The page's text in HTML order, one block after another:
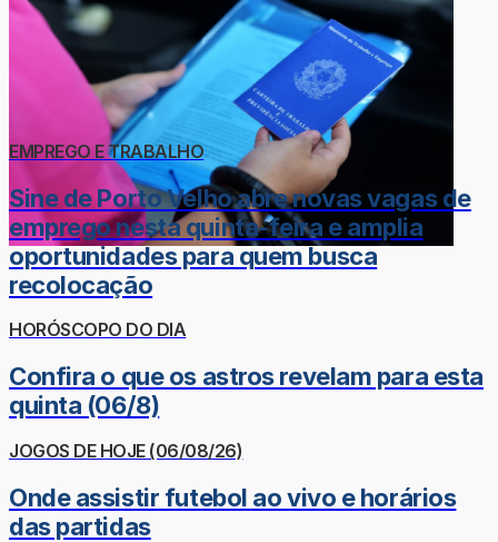
EMPREGO E TRABALHO
Sine de Porto Velho abre novas vagas de
emprego nesta quinta-feira e amplia
oportunidades para quem busca
recolocação
HORÓSCOPO DO DIA
Confira o que os astros revelam para esta
quinta (06/8)
JOGOS DE HOJE (06/08/26)
Onde assistir futebol ao vivo e horários
das partidas